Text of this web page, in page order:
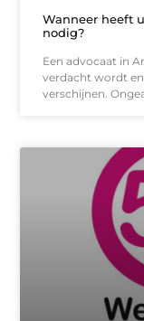
Wanneer heeft
nodig?
Een advocaat in
verdacht wordt
verschijnen.